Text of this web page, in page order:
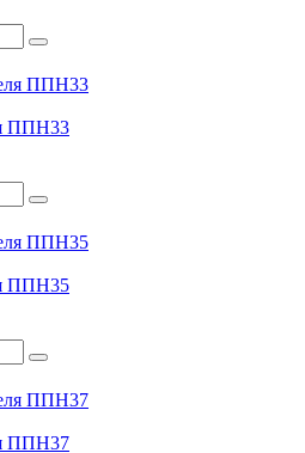
ППН33
ППН35
ППН37